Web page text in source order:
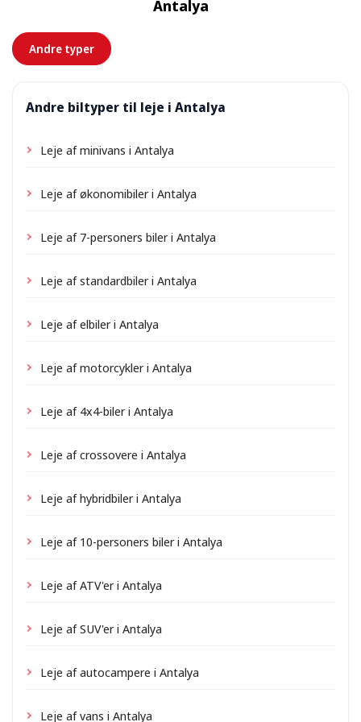
Antalya
Andre typer
Andre biltyper til leje i Antalya
Leje af minivans i Antalya
Leje af økonomibiler i Antalya
Leje af 7-personers biler i Antalya
Leje af standardbiler i Antalya
Leje af elbiler i Antalya
Leje af motorcykler i Antalya
Leje af 4x4-biler i Antalya
Leje af crossovere i Antalya
Leje af hybridbiler i Antalya
Leje af 10-personers biler i Antalya
Leje af ATV'er i Antalya
Leje af SUV'er i Antalya
Leje af autocampere i Antalya
Leje af vans i Antalya